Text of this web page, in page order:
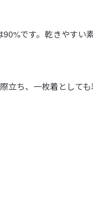
です。乾きやすい
ち、一枚着として